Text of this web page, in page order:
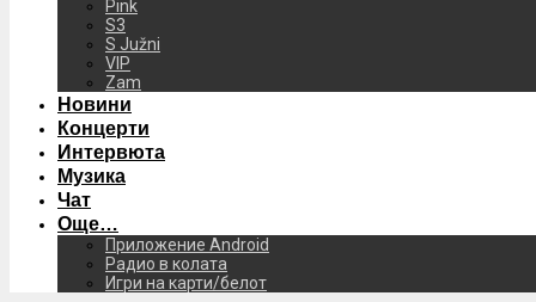
Pink
S3
S Južni
VIP
Zam
Новини
Концерти
Интервюта
Музика
Чат
Още…
Приложение Android
Радио в колата
Игри на карти/белот